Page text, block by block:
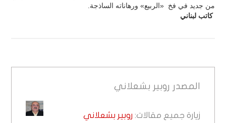
من جديد في فخ «الربيع» ورهاناته الساذجة.
كاتب لبناني
المصدر روبير بشعلاني
زيارة جميع مقالات: روبير بشعلاني